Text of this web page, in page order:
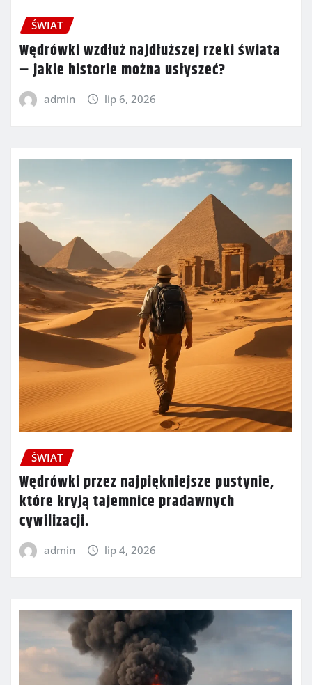
ŚWIAT
Wędrówki wzdłuż najdłuższej rzeki świata
– jakie historie można usłyszeć?
admin lip 6, 2026
ŚWIAT
Wędrówki przez najpiękniejsze pustynie,
które kryją tajemnice pradawnych
cywilizacji.
admin lip 4, 2026